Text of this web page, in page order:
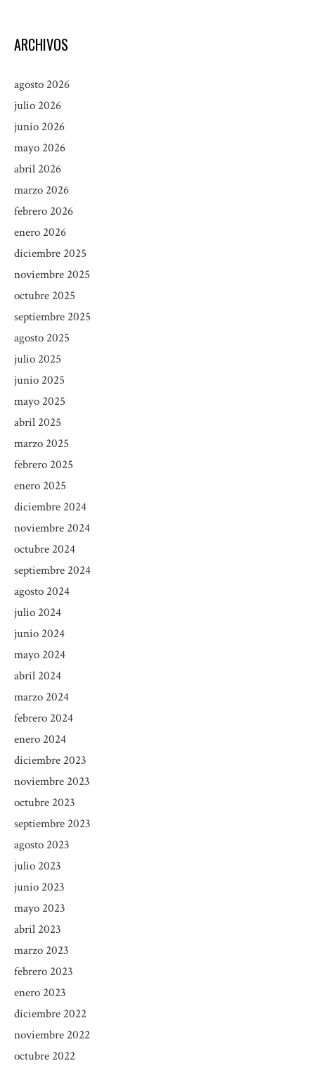
ARCHIVOS
agosto 2026
julio 2026
junio 2026
mayo 2026
abril 2026
marzo 2026
febrero 2026
enero 2026
diciembre 2025
noviembre 2025
octubre 2025
septiembre 2025
agosto 2025
julio 2025
junio 2025
mayo 2025
abril 2025
marzo 2025
febrero 2025
enero 2025
diciembre 2024
noviembre 2024
octubre 2024
septiembre 2024
agosto 2024
julio 2024
junio 2024
mayo 2024
abril 2024
marzo 2024
febrero 2024
enero 2024
diciembre 2023
noviembre 2023
octubre 2023
septiembre 2023
agosto 2023
julio 2023
junio 2023
mayo 2023
abril 2023
marzo 2023
febrero 2023
enero 2023
diciembre 2022
noviembre 2022
octubre 2022